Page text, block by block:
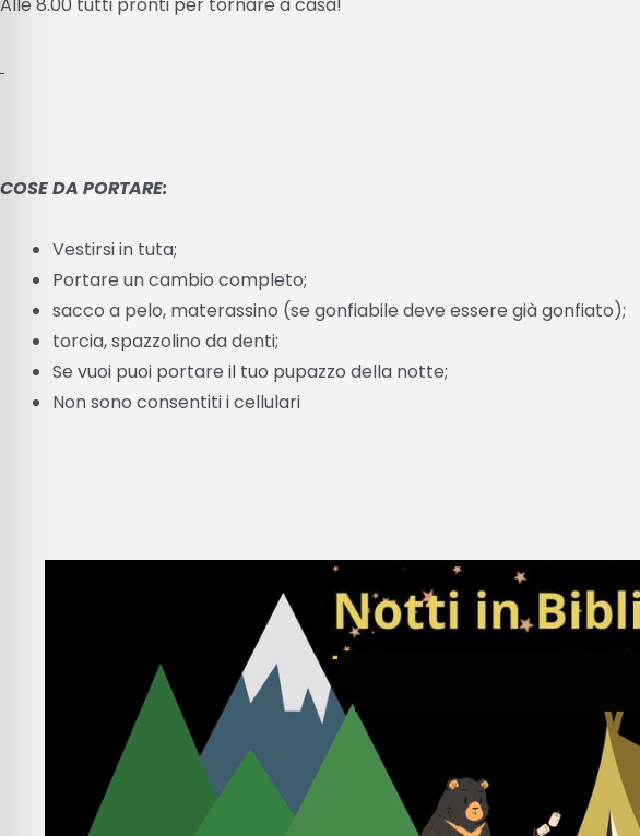
COSE DA PORTARE:
Vestirsi in tuta;
Portare un cambio completo;
sacco a pelo, materassino (se gonfiabile deve essere già gonfiato);
torcia, spazzolino da denti;
Se vuoi puoi portare il tuo pupazzo della notte;
Non sono consentiti i cellulari